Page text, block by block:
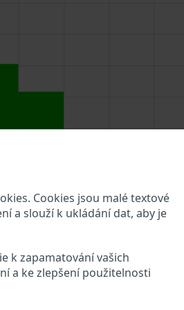
Cookies jsou malé textové
a slouží k ukládání dat, aby je
k zapamatování vašich
a ke zlepšení použitelnosti
a překontrolujte, jaké údaje